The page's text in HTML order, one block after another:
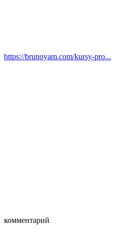
https://brunoyam.com/kursy-pro...
комментарий